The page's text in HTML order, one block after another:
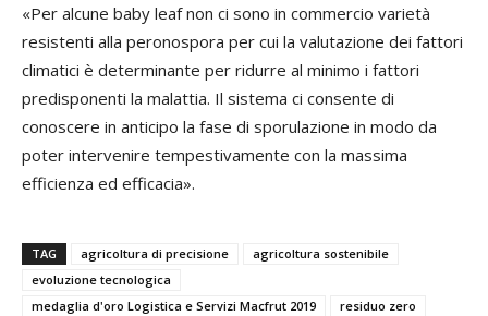
«Per alcune baby leaf non ci sono in commercio varietà
resistenti alla peronospora per cui la valutazione dei fattori
climatici è determinante per ridurre al minimo i fattori
predisponenti la malattia. Il sistema ci consente di
conoscere in anticipo la fase di sporulazione in modo da
poter intervenire tempestivamente con la massima
efficienza ed efficacia».
TAG agricoltura di precisione
agricoltura sostenibile
evoluzione tecnologica
medaglia d'oro Logistica e Servizi Macfrut 2019
residuo zero